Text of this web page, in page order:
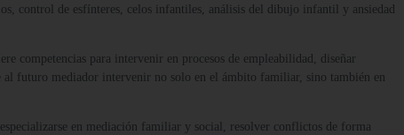
control de esfínteres, celos infantiles, análisis del dibujo infantil y ansiedad
competencias para intervenir en procesos de empleabilidad, diseñar
futuro mediador intervenir no solo en el ámbito familiar, sino también en
en mediación familiar y social, resolver conflictos de forma